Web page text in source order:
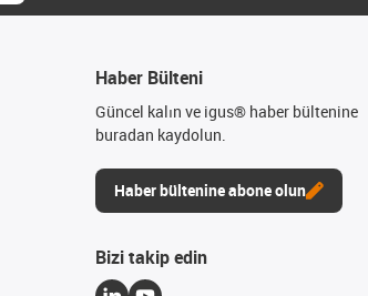
Haber Bülteni
Güncel kalın ve igus® haber bültenine
buradan kaydolun.
Haber bültenine abone olun
Bizi takip edin